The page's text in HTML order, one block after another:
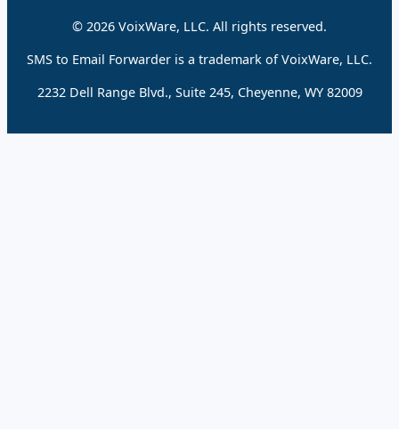
© 2026 VoixWare, LLC. All rights reserved.
SMS to Email Forwarder is a trademark of VoixWare, LLC.
2232 Dell Range Blvd., Suite 245, Cheyenne, WY 82009